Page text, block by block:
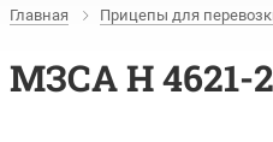
Главная Прицепы для
МЗСА H 4621-